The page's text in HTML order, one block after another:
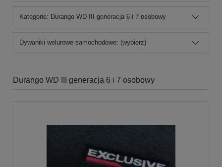
Kategorie: Durango WD III generacja 6 i 7 osobowy
Dywaniki welurowe samochodowe: (wybierz)
Durango WD III generacja 6 i 7 osobowy